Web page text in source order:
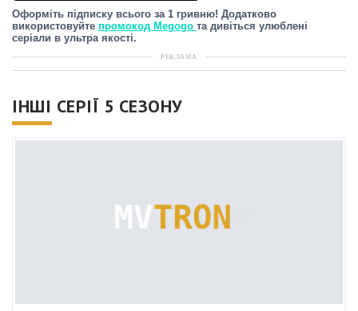
Оформіть підписку всього за 1 гривню! Додатково
використовуйте промокод Megogo та дивіться улюблені
серіали в ультра якості.
РЕКЛАМА
ІНШІ СЕРІЇ 5 СЕЗОНУ